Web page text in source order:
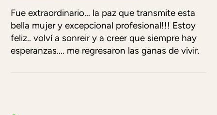
Fue extraordinario... la paz que transmite esta
bella mujer y excepcional profesional!!! Estoy
feliz.. volví a sonreir y a creer que siempre hay
esperanzas.... me regresaron las ganas de vivir.